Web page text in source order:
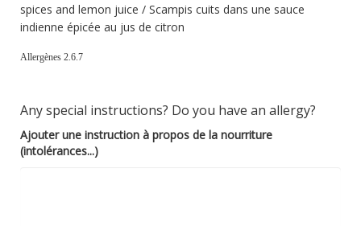
spices and lemon juice / Scampis cuits dans une sauce
indienne épicée au jus de citron
Allergènes 2.6.7
Any special instructions? Do you have an allergy?
Ajouter une instruction à propos de la nourriture
(intolérances...)